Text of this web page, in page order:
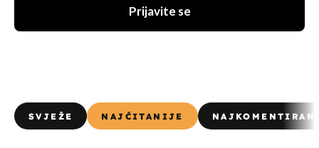
Prijavite se
SVJEŽE NAJČITANIJE